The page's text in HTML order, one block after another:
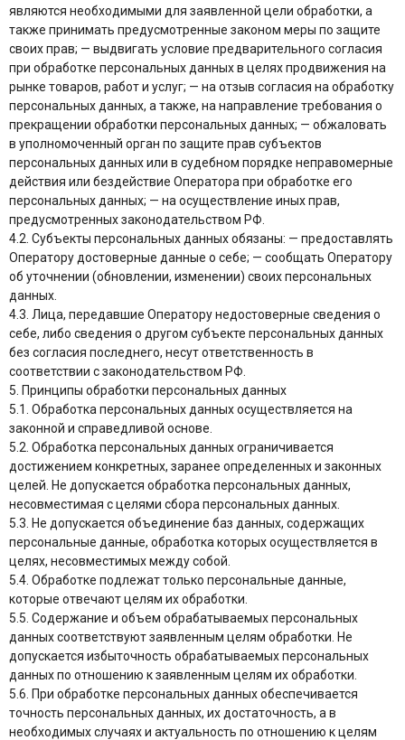
являются необходимыми для заявленной цели обработки, а
также принимать предусмотренные законом меры по защите
своих прав; — выдвигать условие предварительного согласия
при обработке персональных данных в целях продвижения на
рынке товаров, работ и услуг; — на отзыв согласия на обработку
персональных данных, а также, на направление требования о
прекращении обработки персональных данных; — обжаловать
в уполномоченный орган по защите прав субъектов
персональных данных или в судебном порядке неправомерные
действия или бездействие Оператора при обработке его
персональных данных; — на осуществление иных прав,
предусмотренных законодательством РФ.
4.2. Субъекты персональных данных обязаны: — предоставлять
Оператору достоверные данные о себе; — сообщать Оператору
об уточнении (обновлении, изменении) своих персональных
данных.
4.3. Лица, передавшие Оператору недостоверные сведения о
себе, либо сведения о другом субъекте персональных данных
без согласия последнего, несут ответственность в
соответствии с законодательством РФ.
5. Принципы обработки персональных данных
5.1. Обработка персональных данных осуществляется на
законной и справедливой основе.
5.2. Обработка персональных данных ограничивается
достижением конкретных, заранее определенных и законных
целей. Не допускается обработка персональных данных,
несовместимая с целями сбора персональных данных.
5.3. Не допускается объединение баз данных, содержащих
персональные данные, обработка которых осуществляется в
целях, несовместимых между собой.
5.4. Обработке подлежат только персональные данные,
которые отвечают целям их обработки.
5.5. Содержание и объем обрабатываемых персональных
данных соответствуют заявленным целям обработки. Не
допускается избыточность обрабатываемых персональных
данных по отношению к заявленным целям их обработки.
5.6. При обработке персональных данных обеспечивается
точность персональных данных, их достаточность, а в
необходимых случаях и актуальность по отношению к целям